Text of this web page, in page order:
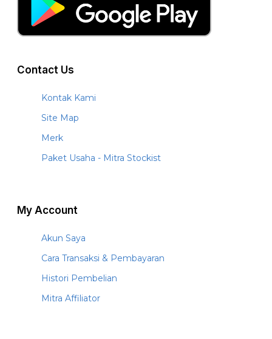
Contact Us
Kontak Kami
Site Map
Merk
Paket Usaha - Mitra Stockist
My Account
Akun Saya
Cara Transaksi & Pembayaran
Histori Pembelian
Mitra Affiliator